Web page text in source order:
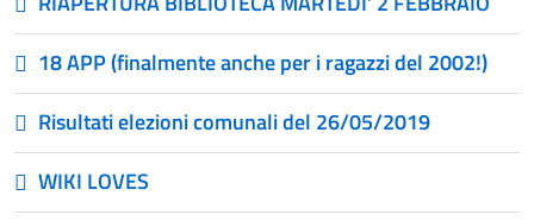
18 APP (finalmente anche per i ragazzi del 2002!)
Risultati elezioni comunali del 26/05/2019
WIKI LOVES